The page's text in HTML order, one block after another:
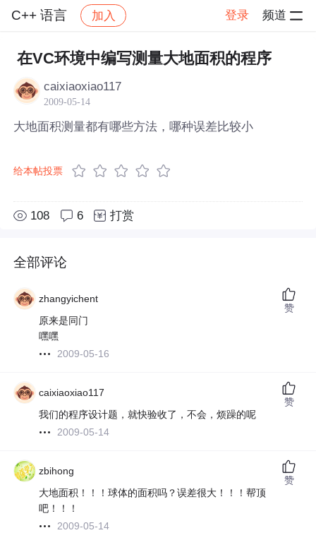
C++ 语言 加入 登录 频道
社区 C++ 语言 帖子详情
在VC环境中编写测量大地面积的程序
caixiaoxiao117
2009-05-14
大地面积测量都有哪些方法，哪种误差比较小
给本帖投票
108 6 打赏
全部评论
zhangyichent
原来是同门
嘿嘿
2009-05-16
赞
caixiaoxiao117
我们的程序设计题，就快验收了，不会，烦躁的呢
2009-05-14
赞
zbihong
大地面积！！！球体的面积吗？误差很大！！！帮顶
吧！！！
2009-05-14
赞